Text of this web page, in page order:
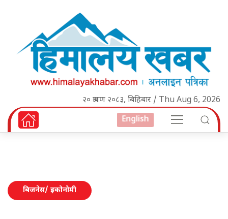
२० श्रावण २०८३, बिहिबार / Thu Aug 6, 2026
English
बिजनेस/ इकोनोमी